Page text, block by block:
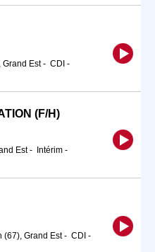
Est- CDI -
(F/H)
Est- Intérim -
(67), Grand Est- CDI -